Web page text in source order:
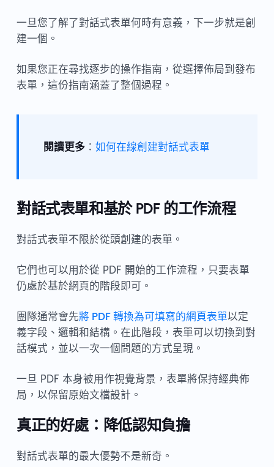
一旦您了解了對話式表單何時有意義，下一步就是創
建一個。
如果您正在尋找逐步的操作指南，從選擇佈局到發布
表單，這份指南涵蓋了整個過程。
閱讀更多： 如何在線創建對話式表單
對話式表單和基於 PDF 的工作流程
對話式表單不限於從頭創建的表單。
它們也可以用於從 PDF 開始的工作流程，只要表單
仍處於基於網頁的階段即可。
團隊通常會先將 PDF 轉換為可填寫的網頁表單以定
義字段、邏輯和結構。在此階段，表單可以切換到對
話模式，並以一次一個問題的方式呈現。
一旦 PDF 本身被用作視覺背景，表單將保持經典佈
局，以保留原始文檔設計。
真正的好處：降低認知負擔
對話式表單的最大優勢不是新奇。